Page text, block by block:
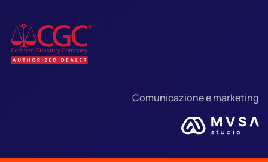
Comunicazione e marketing